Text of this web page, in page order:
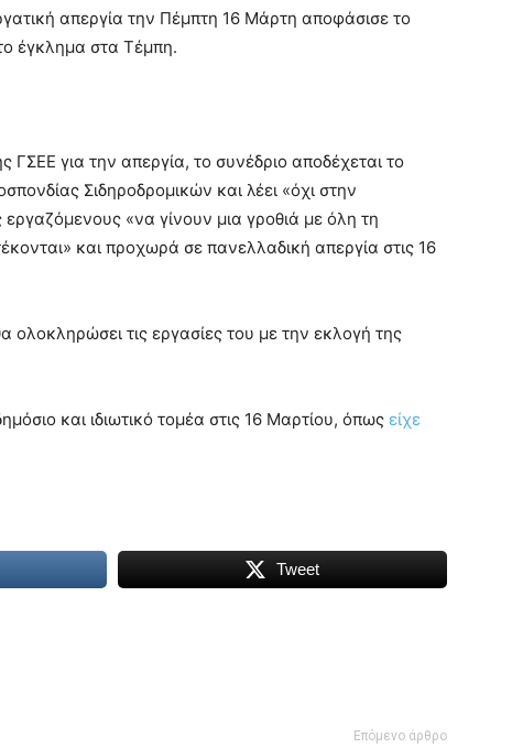
απεργία την Πέμπτη 16 Μάρτη αποφάσισε το
έγκλημα στα Τέμπη.
για την απεργία, το συνέδριο αποδέχεται το
Σιδηροδρομικών και λέει «όχι στην
«να γίνουν μια γροθιά με όλη τη
και προχωρά σε πανελλαδική απεργία στις 16
ολοκληρώσει τις εργασίες του με την εκλογή της
και ιδιωτικό τομέα στις 16 Μαρτίου, όπως είχε
Tweet
Επόμενο άρθρο